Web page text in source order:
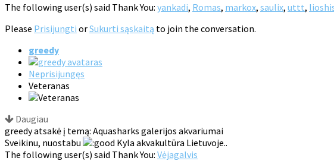
The following user(s) said Thank You: yankadi, Romas, markox, saulix, uttt,
Please Prisijungti orSukurti sąskaitą to join the conversation.
greedy
Neprisijungęs
Veteranas
Daugiau
greedy atsakė į temą: Aquasharks galerijos akvariumai
Sveikinu, nuostabu
Kyla akvakultūra Lietuvoje..
The following user(s) said Thank You: Vėjagalvis